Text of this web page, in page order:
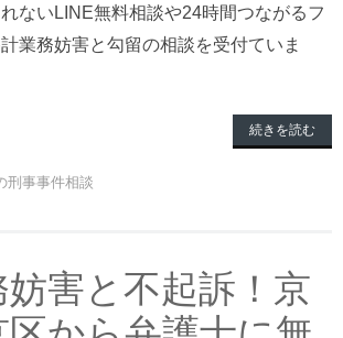
ないLINE無料相談や24時間つながるフ
業務妨害と勾留の相談を受付ていま
続きを読む
刑事事件相談
害と不起訴！京